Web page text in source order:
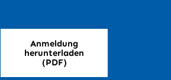
Anmeldung
herunterladen
(PDF)